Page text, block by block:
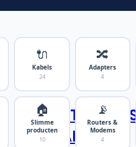
SMARTPHONES
TABLETS
🔌
Kabels
24
🔀
Adapters
4
🏠
Slimme
producten
10
📡
Routers &
Modems
4